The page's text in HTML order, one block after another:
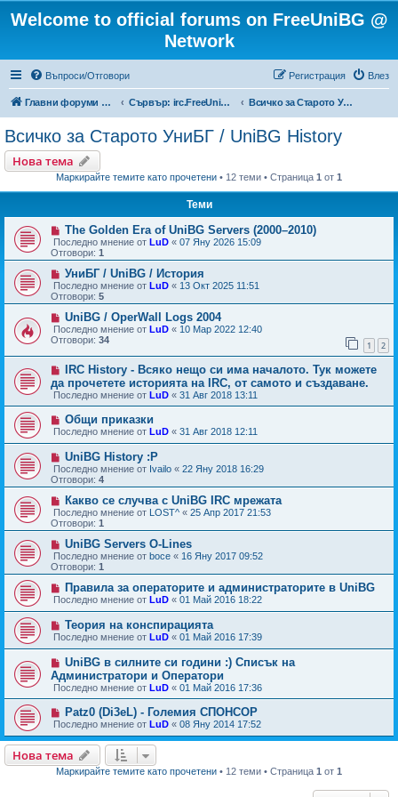
Welcome to official forums on FreeUniBG @
Network
Въпроси/Отговори Влез
Регистрация
Главни форуми на FreeUniBG.eu Сървър: irc.FreeUniBG.eu Всичко за Старото УниБГ / UniBG History
Всичко за Старото УниБГ / UniBG History
Нова тема
Маркирайте темите като прочетени • 12 теми • Страница 1 от 1
Теми
The Golden Era of UniBG Servers (2000–2010)
Последно мнение от LuD « 07 Яну 2026 15:09
Отговори: 1
УниБГ / UniBG / История
Последно мнение от LuD « 13 Окт 2025 11:51
Отговори: 5
UniBG / OperWall Logs 2004
Последно мнение от LuD « 10 Мар 2022 12:40
Отговори: 34 1 2
IRC History - Всяко нещо си има началото. Тук можете
да прочетете историята на IRC, от самото и създаване.
Последно мнение от LuD « 31 Авг 2018 13:11
Общи приказки
Последно мнение от LuD « 31 Авг 2018 12:11
UniBG History :P
Последно мнение от Ivailo « 22 Яну 2018 16:29
Отговори: 4
Какво се случва с UniBG IRC мрежата
Последно мнение от LOST^ « 25 Апр 2017 21:53
Отговори: 1
UniBG Servers O-Lines
Последно мнение от boce « 16 Яну 2017 09:52
Отговори: 1
Правила за операторите и администраторите в UniBG
Последно мнение от LuD « 01 Май 2016 18:22
Теория на конспирацията
Последно мнение от LuD « 01 Май 2016 17:39
UniBG в силните си години :) Списък на
Администратори и Оператори
Последно мнение от LuD « 01 Май 2016 17:36
Patz0 (Di3eL) - Големия СПОНСОР
Последно мнение от LuD « 08 Яну 2014 17:52
Нова тема
Маркирайте темите като прочетени • 12 теми • Страница 1 от 1